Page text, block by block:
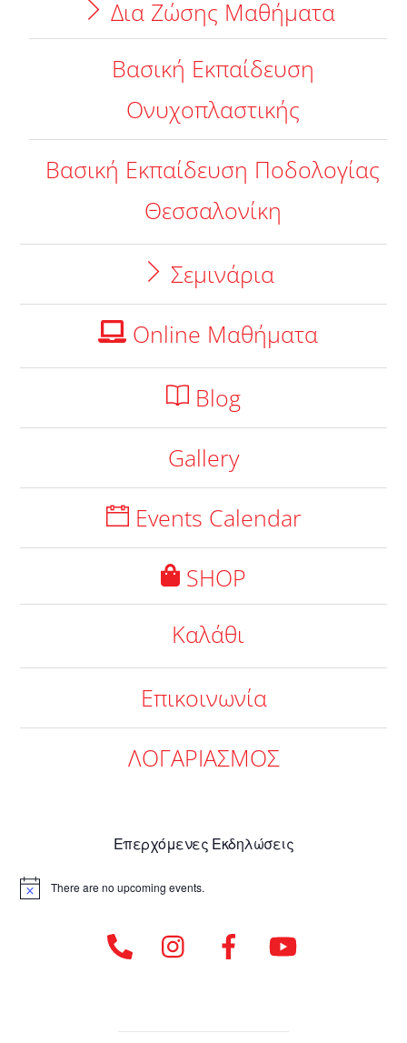
Δια Ζώσης Μαθήματα
Βασική Εκπαίδευση
Ονυχοπλαστικής
Βασική Εκπαίδευση Ποδολογίας
Θεσσαλονίκη
Σεμινάρια
Online Μαθήματα
Blog
Gallery
Events Calendar
SHOP
Καλάθι
Επικοινωνία
ΛΟΓΑΡΙΑΣΜΟΣ
Επερχόμενες Εκδηλώσεις
There are no upcoming events.